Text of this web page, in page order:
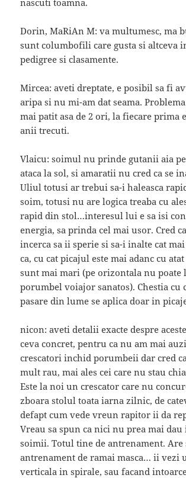
Dorin, MaRiAn M: va multumesc, ma
sunt columbofili care gusta si altceva
pedigree si clasamente.
Mircea: aveti dreptate, e posibil sa fi
aripa si nu mi-am dat seama. Problema
mai patit asa de 2 ori, la fiecare prima
anii trecuti.
Vlaicu: soimul nu prinde gutanii aia
ataca la sol, si amaratii nu cred ca se
Uliul totusi ar trebui sa-i haleasca
soim, totusi nu are logica treaba cu
rapid din stol…interesul lui e sa isi
energia, sa prinda cel mai usor. Cred
incerca sa ii sperie si sa-i inalte cat
ca, cu cat picajul este mai adanc cu
sunt mai mari (pe orizontala nu poate
porumbel voiajor sanatos). Chestia cu
pasare din lume se aplica doar in
nicon: aveti detalii exacte despre
ceva concret, pentru ca nu am mai
crescatori inchid porumbeii dar cred
mult rau, mai ales cei care nu stau
Este la noi un crescator care nu
zboara stolul toata iarna zilnic, de
defapt cum vede vreun rapitor ii da
Vreau sa spun ca nici nu prea mai
soimii. Totul tine de antrenament. Are
antrenament de ramai masca… ii vezi
verticala in spirale, sau facand